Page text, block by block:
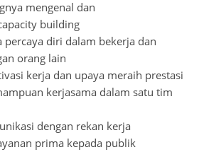
mengenal dan
building
percaya diri dalam bekerja dan
orang lain
kerja dan upaya meraih prestasi
kerjasama dalam satu tim
dengan rekan kerja
prima kepada publik